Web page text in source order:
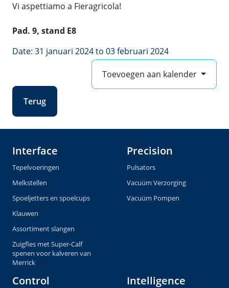
Vi aspettiamo a Fieragricola!
Pad. 9, stand E8
Date: 31 januari 2024 to 03 februari 2024
Toevoegen aan kalender
Terug
Interface
Tepelvoeringen
Melkstellen
Spoeljetters en spoelcups
Klauwen
Assortiment slangen
Zuigfles met Super-Calf
spenen voor kalveren van
Merrick
Precision
Pulsators
Vacuüm Verzorging
Vacuüm Pompen
Control Intelligence